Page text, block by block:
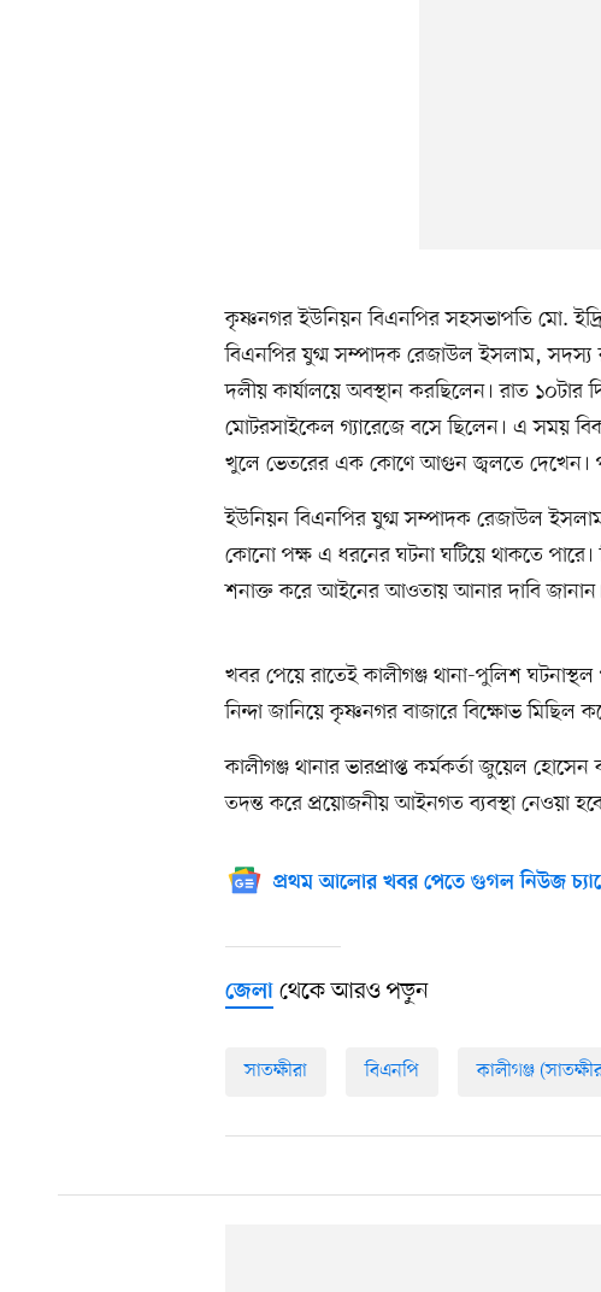
কৃষ্ণনগর ইউনিয়ন বিএনপির সহসভাপতি মো.
বিএনপির যুগ্ম সম্পাদক রেজাউল ইসলাম,
দলীয় কার্যালয়ে অবস্থান করছিলেন। রাত ১০টার
মোটরসাইকেল গ্যারেজে বসে ছিলেন। এ সময়
খুলে ভেতরের এক কোণে আগুন জ্বলতে দেখেন।
ইউনিয়ন বিএনপির যুগ্ম সম্পাদক রেজাউল
কোনো পক্ষ এ ধরনের ঘটনা ঘটিয়ে থাকতে পারে।
শনাক্ত করে আইনের আওতায় আনার দাবি জানান।
খবর পেয়ে রাতেই কালীগঞ্জ থানা-পুলিশ
নিন্দা জানিয়ে কৃষ্ণনগর বাজারে বিক্ষোভ মিছিল
কালীগঞ্জ থানার ভারপ্রাপ্ত কর্মকর্তা জুয়েল
তদন্ত করে প্রয়োজনীয় আইনগত ব্যবস্থা নেওয়া
প্রথম আলোর খবর পেতে গুগল নিউজ
জেলা থেকে আরও পড়ুন
সাতক্ষীরা বিএনপি কালীগঞ্জ